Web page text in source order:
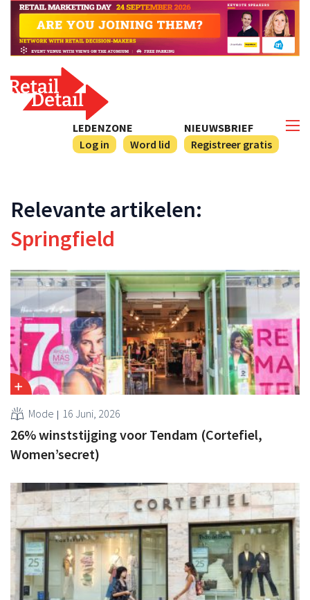
NIEUWSBRIEF
Registreer gratis
LEDENZONE
Log in
Word lid
Relevante artikelen:
Springfield
Mode 16 Juni, 2026
26% winststijging voor Tendam (Cortefiel,
Women’secret)